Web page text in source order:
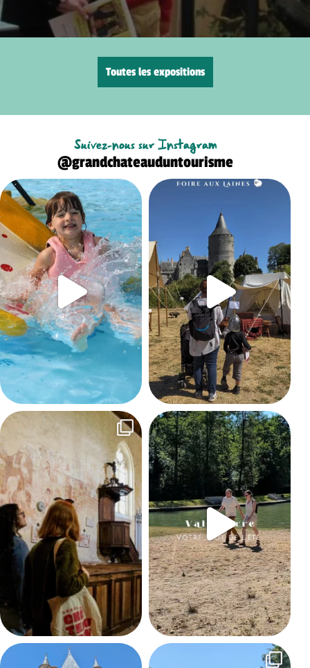
Toutes les expositions
Suivez-nous sur Instagram
@grandchateauduntourisme